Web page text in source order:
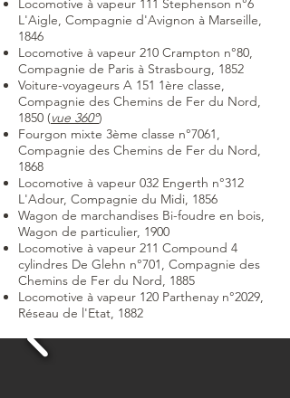
Locomotive à vapeur 111 Stephenson n°6
L'Aigle, Compagnie d'Avignon à Marseille,
1846
Locomotive à vapeur 210 Crampton n°80,
Compagnie de Paris à Strasbourg, 1852
Voiture-voyageurs A 151 1ère classe,
Compagnie des Chemins de Fer du Nord,
1850 (vue 360°)
Fourgon mixte 3ème classe n°7061,
Compagnie des Chemins de Fer du Nord,
1868
Locomotive à vapeur 032 Engerth n°312
L'Adour, Compagnie du Midi, 1856
Wagon de marchandises Bi-foudre en bois,
Wagon de particulier, 1900
Locomotive à vapeur 211 Compound 4
cylindres De Glehn n°701, Compagnie des
Chemins de Fer du Nord, 1885
Locomotive à vapeur 120 Parthenay n°2029,
Réseau de l'Etat, 1882